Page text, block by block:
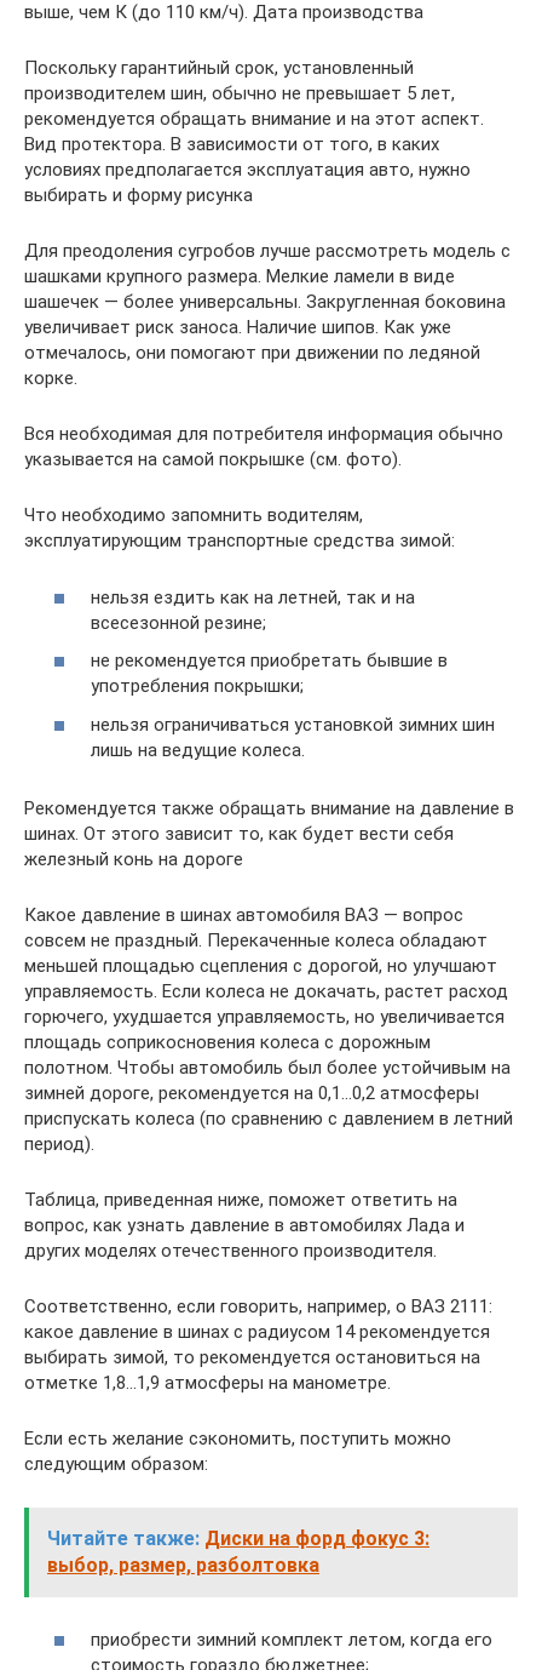
выше, чем К (до 110 км/ч). Дата производства
Поскольку гарантийный срок, установленный
производителем шин, обычно не превышает 5 лет,
рекомендуется обращать внимание и на этот аспект.
Вид протектора. В зависимости от того, в каких
условиях предполагается эксплуатация авто, нужно
выбирать и форму рисунка
Для преодоления сугробов лучше рассмотреть модель с
шашками крупного размера. Мелкие ламели в виде
шашечек — более универсальны. Закругленная боковина
увеличивает риск заноса. Наличие шипов. Как уже
отмечалось, они помогают при движении по ледяной
корке.
Вся необходимая для потребителя информация обычно
указывается на самой покрышке (см. фото).
Что необходимо запомнить водителям,
эксплуатирующим транспортные средства зимой:
нельзя ездить как на летней, так и на
всесезонной резине;
не рекомендуется приобретать бывшие в
употребления покрышки;
нельзя ограничиваться установкой зимних шин
лишь на ведущие колеса.
Рекомендуется также обращать внимание на давление в
шинах. От этого зависит то, как будет вести себя
железный конь на дороге
Какое давление в шинах автомобиля ВАЗ — вопрос
совсем не праздный. Перекаченные колеса обладают
меньшей площадью сцепления с дорогой, но улучшают
управляемость. Если колеса не докачать, растет расход
горючего, ухудшается управляемость, но увеличивается
площадь соприкосновения колеса с дорожным
полотном. Чтобы автомобиль был более устойчивым на
зимней дороге, рекомендуется на 0,1…0,2 атмосферы
приспускать колеса (по сравнению с давлением в летний
период).
Таблица, приведенная ниже, поможет ответить на
вопрос, как узнать давление в автомобилях Лада и
других моделях отечественного производителя.
Соответственно, если говорить, например, о ВАЗ 2111:
какое давление в шинах с радиусом 14 рекомендуется
выбирать зимой, то рекомендуется остановиться на
отметке 1,8…1,9 атмосферы на манометре.
Если есть желание сэкономить, поступить можно
следующим образом:
Читайте также: Диски на форд фокус 3:
выбор, размер, разболтовка
приобрести зимний комплект летом, когда его
стоимость гораздо бюджетнее;